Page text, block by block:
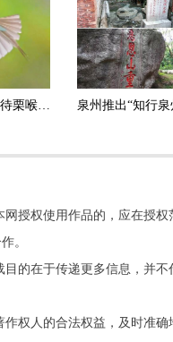
“中国最美小鸟”雏鸟陆续出巢 待栗喉蜂虎南迁后将着手改造栖息地
授权使用作品的，应在授权
。
的在于传递更多信息，并
权人的合法权益，及时准